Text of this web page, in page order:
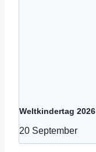
Weltkindertag 2026
20 September